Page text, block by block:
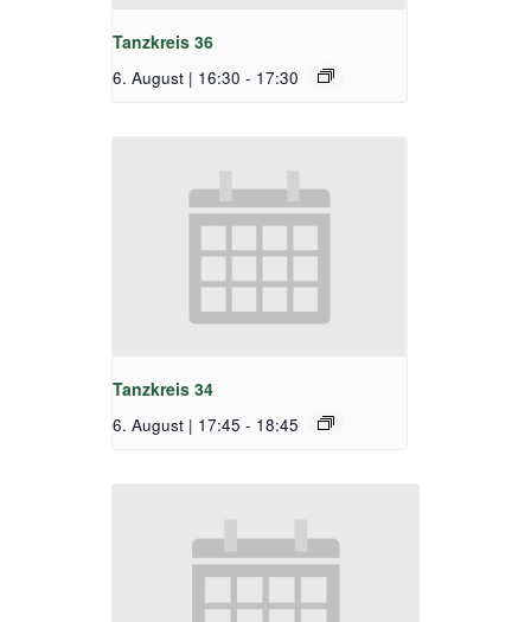
Tanzkreis 36
6. August | 16:30 - 17:30
Tanzkreis 34
6. August | 17:45 - 18:45